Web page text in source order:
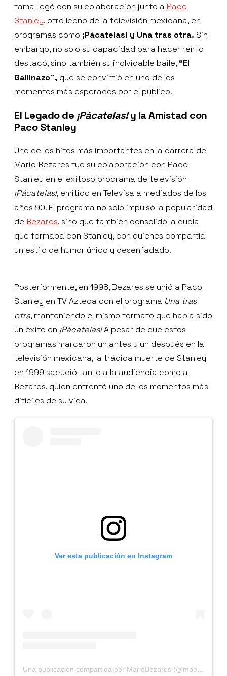
fama llegó con su colaboración junto a Paco
Stanley, otro ícono de la televisión mexicana, en
programas como ¡Pácatelas! y Una tras otra. Sin
embargo, no solo su capacidad para hacer reír lo
destacó, sino también su inolvidable baile,“El
Gallinazo”, que se convirtió en uno de los
momentos más esperados por el público.
El Legado de ¡Pácatelas!y la Amistad con
Paco Stanley
Uno de los hitos más importantes en la carrera de
Mario Bezares fue su colaboración con Paco
Stanley en el exitoso programa de televisión
¡Pácatelas!, emitido en Televisa a mediados de los
años 90. El programa no solo impulsó la popularidad
de Bezares, sino que también consolidó la dupla
que formaba con Stanley, con quienes compartía
un estilo de humor único y desenfadado.
Posteriormente, en 1998, Bezares se unió a Paco
Stanley en TV Azteca con el programa Una tras
otra, manteniendo el mismo formato que había sido
un éxito en ¡Pácatelas!A pesar de que estos
programas marcaron un antes y un después en la
televisión mexicana, la trágica muerte de Stanley
en 1999 sacudió tanto a la audiencia como a
Bezares, quien enfrentó uno de los momentos más
difíciles de su vida.
Ver esta publicación en Instagram
Una publicación compartida por MarioBezares (@mbezares)